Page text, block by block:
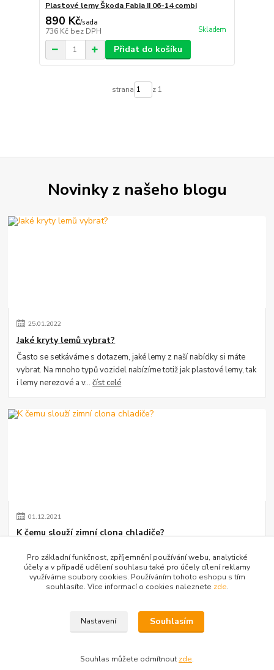
Plastové lemy Škoda Fabia II 06-14 combi
890 Kč/sada
736 Kč bez DPH Skladem
Přidat do košíku
strana z 1
Novinky z našeho blogu
25.01.2022
Jaké kryty lemů vybrat?
Často se setkáváme s dotazem, jaké lemy z naší nabídky si máte
vybrat. Na mnoho typů vozidel nabízíme totiž jak plastové lemy, tak
i lemy nerezové a v...číst celé
01.12.2021
K čemu slouží zimní clona chladiče?
clona na vozidlu slouží. Jistě si vzpomínáte, jak se kdysi za masky
dávaly staré kart...číst celé
Zobrazit všechny články
Pro základní funkčnost, zpříjemnění používání webu, analytické
účely a v případě udělení souhlasu také pro účely cílení reklamy
využíváme soubory cookies. Používáním tohoto eshopu s tím
souhlasíte. Více informací o cookies naleznete zde.
Nastavení Souhlasím
Souhlas můžete odmítnout zde.